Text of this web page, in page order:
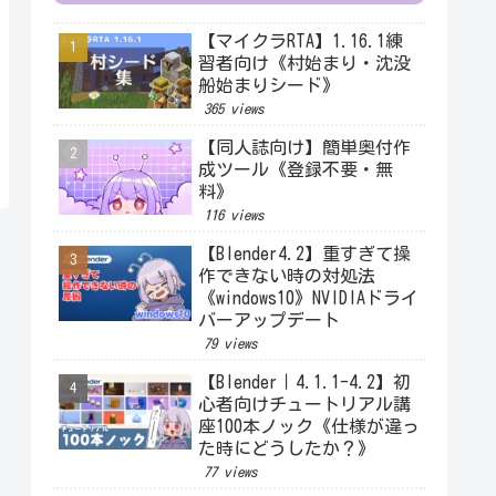
【マイクラRTA】1.16.1練
習者向け《村始まり・沈没
船始まりシード》
365 views
【同人誌向け】簡単奥付作
成ツール《登録不要・無
料》
116 views
【Blender4.2】重すぎて操
作できない時の対処法
《windows10》NVIDIAドライ
バーアップデート
79 views
【Blender｜4.1.1-4.2】初
心者向けチュートリアル講
座100本ノック《仕様が違っ
た時にどうしたか？》
77 views